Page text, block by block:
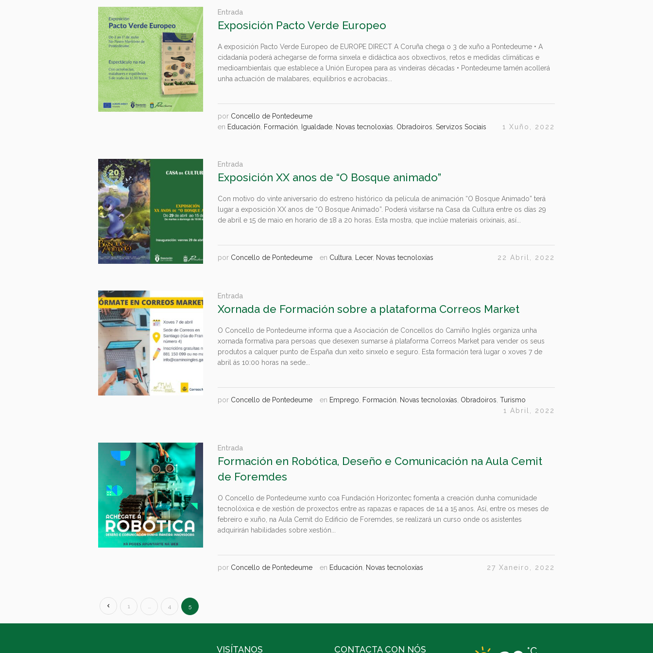
Entrada
Exposición Pacto Verde Europeo
A exposición Pacto Verde Europeo de EUROPE DIRECT A Coruña chega o 3 de xuño a Pontedeume • A
cidadanía poderá achegarse de forma sinxela e didáctica aos obxectivos, retos e medidas climáticas e
medioambientais que establece a Unión Europea para as vindeiras décadas • Pontedeume tamén acollerá
unha actuación de malabares, equilibrios e acrobacias...
por Concello de Pontedeume
en Educación Formación Igualdade Novas tecnoloxías Obradoiros ,Servizos Sociais 1 Xuño, 2022
Entrada
Exposición XX anos de “O Bosque animado”
Con motivo do vinte aniversario do estreno histórico da película de animación “O Bosque Animado” terá
lugar a exposición XX anos de “O Bosque Animado”. Poderá visitarse na Casa da Cultura entre os días 29
de abril e 15 de maio en horario de 18 a 20 horas. Esta mostra, que inclúe materiais orixinais, así...
por Concello de Pontedeume en Cultura Lecer, Novas tecnoloxías 22 Abril, 2022
Entrada
Xornada de Formación sobre a plataforma Correos Market
O Concello de Pontedeume informa que a Asociación de Concellos do Camiño Inglés organiza unha
xornada formativa para persoas que desexen sumarse á plataforma Correos Market para vender os seus
produtos a calquer punto de España dun xeito sinxelo e seguro. Esta formación terá lugar o xoves 7 de
abril ás 10:00 horas na sede...
por Concello de Pontedeume en Emprego Formación Novas tecnoloxías Obradoiros ,Turismo
1 Abril, 2022
Entrada
Formación en Robótica, Deseño e Comunicación na Aula Cemit
de Foremdes
O Concello de Pontedeume xunto coa Fundación Horizontec fomenta a creación dunha comunidade
tecnolóxica e de xestión de proxectos entre as rapazas e rapaces de 14 a 15 anos. Así, entre os meses de
febreiro e xuño, na Aula Cemit do Edificio de Foremdes, se realizará un curso onde os asistentes
adquirirán habilidades sobre xestión...
por Concello de Pontedeume en Educación Novas tecnoloxías 27 Xaneiro, 2022
1 … 4 5
VISÍTANOS CONTACTA CON NÓS